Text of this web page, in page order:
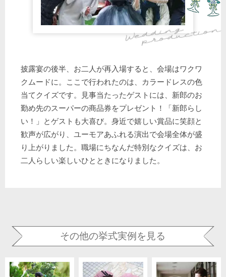
披露宴の後半、お二人が再入場すると、会場はワクワ
クムードに。ここで行われたのは、カラードレスの色
当てクイズです。見事当たったゲストには、新郎のお
勤め先のスーパーの商品券をプレゼント！「新郎らし
い！」とゲストも大喜び。身近で嬉しい賞品に笑顔と
歓声が広がり、ユーモアあふれる演出で会場全体が盛
り上がりました。職場にちなんだ特別なクイズは、お
二人らしい楽しいひとときになりました。
その他の挙式実例を見る